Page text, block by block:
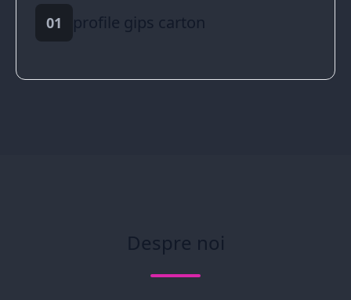
01 profile gips carton
Despre noi